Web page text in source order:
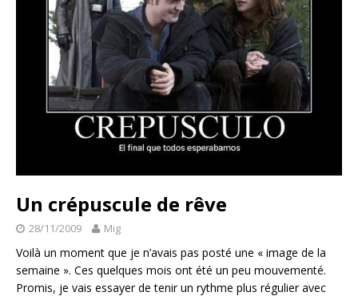
Un crépuscule de rêve
28/11/2009 Mig
Voilà un moment que je n’avais pas posté une « image de la
semaine ». Ces quelques mois ont été un peu mouvementé.
Promis, je vais essayer de tenir un rythme plus régulier avec